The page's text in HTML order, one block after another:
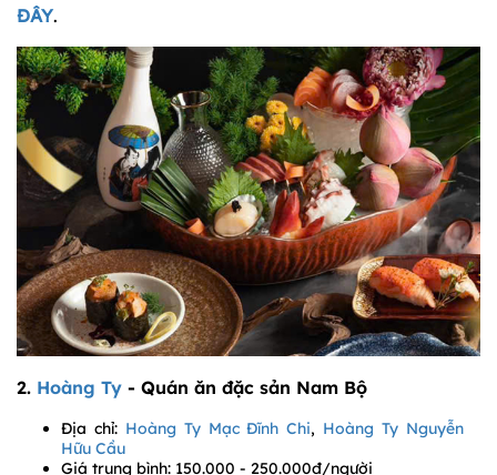
ĐÂY.
2. Hoàng Ty - Quán ăn đặc sản Nam Bộ
Địa chỉ: Hoàng Ty Mạc Đĩnh Chi, Hoàng Ty Nguyễn
Hữu Cầu
Giá trung bình: 150.000 - 250.000đ/người